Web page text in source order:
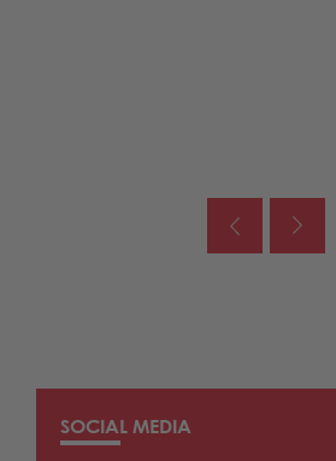
SOCIAL MEDIA